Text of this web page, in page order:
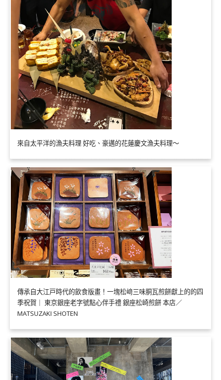
來自太平洋的漁夫料理 好吃、豪邁的花蓮慶文漁夫料理～
傳承自大江戸時代的飲食版畫！一塊松﨑三味胴瓦煎餅獻上的的四
季祝賀｜ 東京銀座老字號點心伴手禮 銀座松崎煎餅 本店／
MATSUZAKI SHOTEN